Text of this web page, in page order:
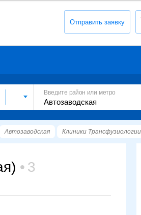
Отправить заявку
Введите район или метро
Автозаводская Клиники Трансфузиологии
3